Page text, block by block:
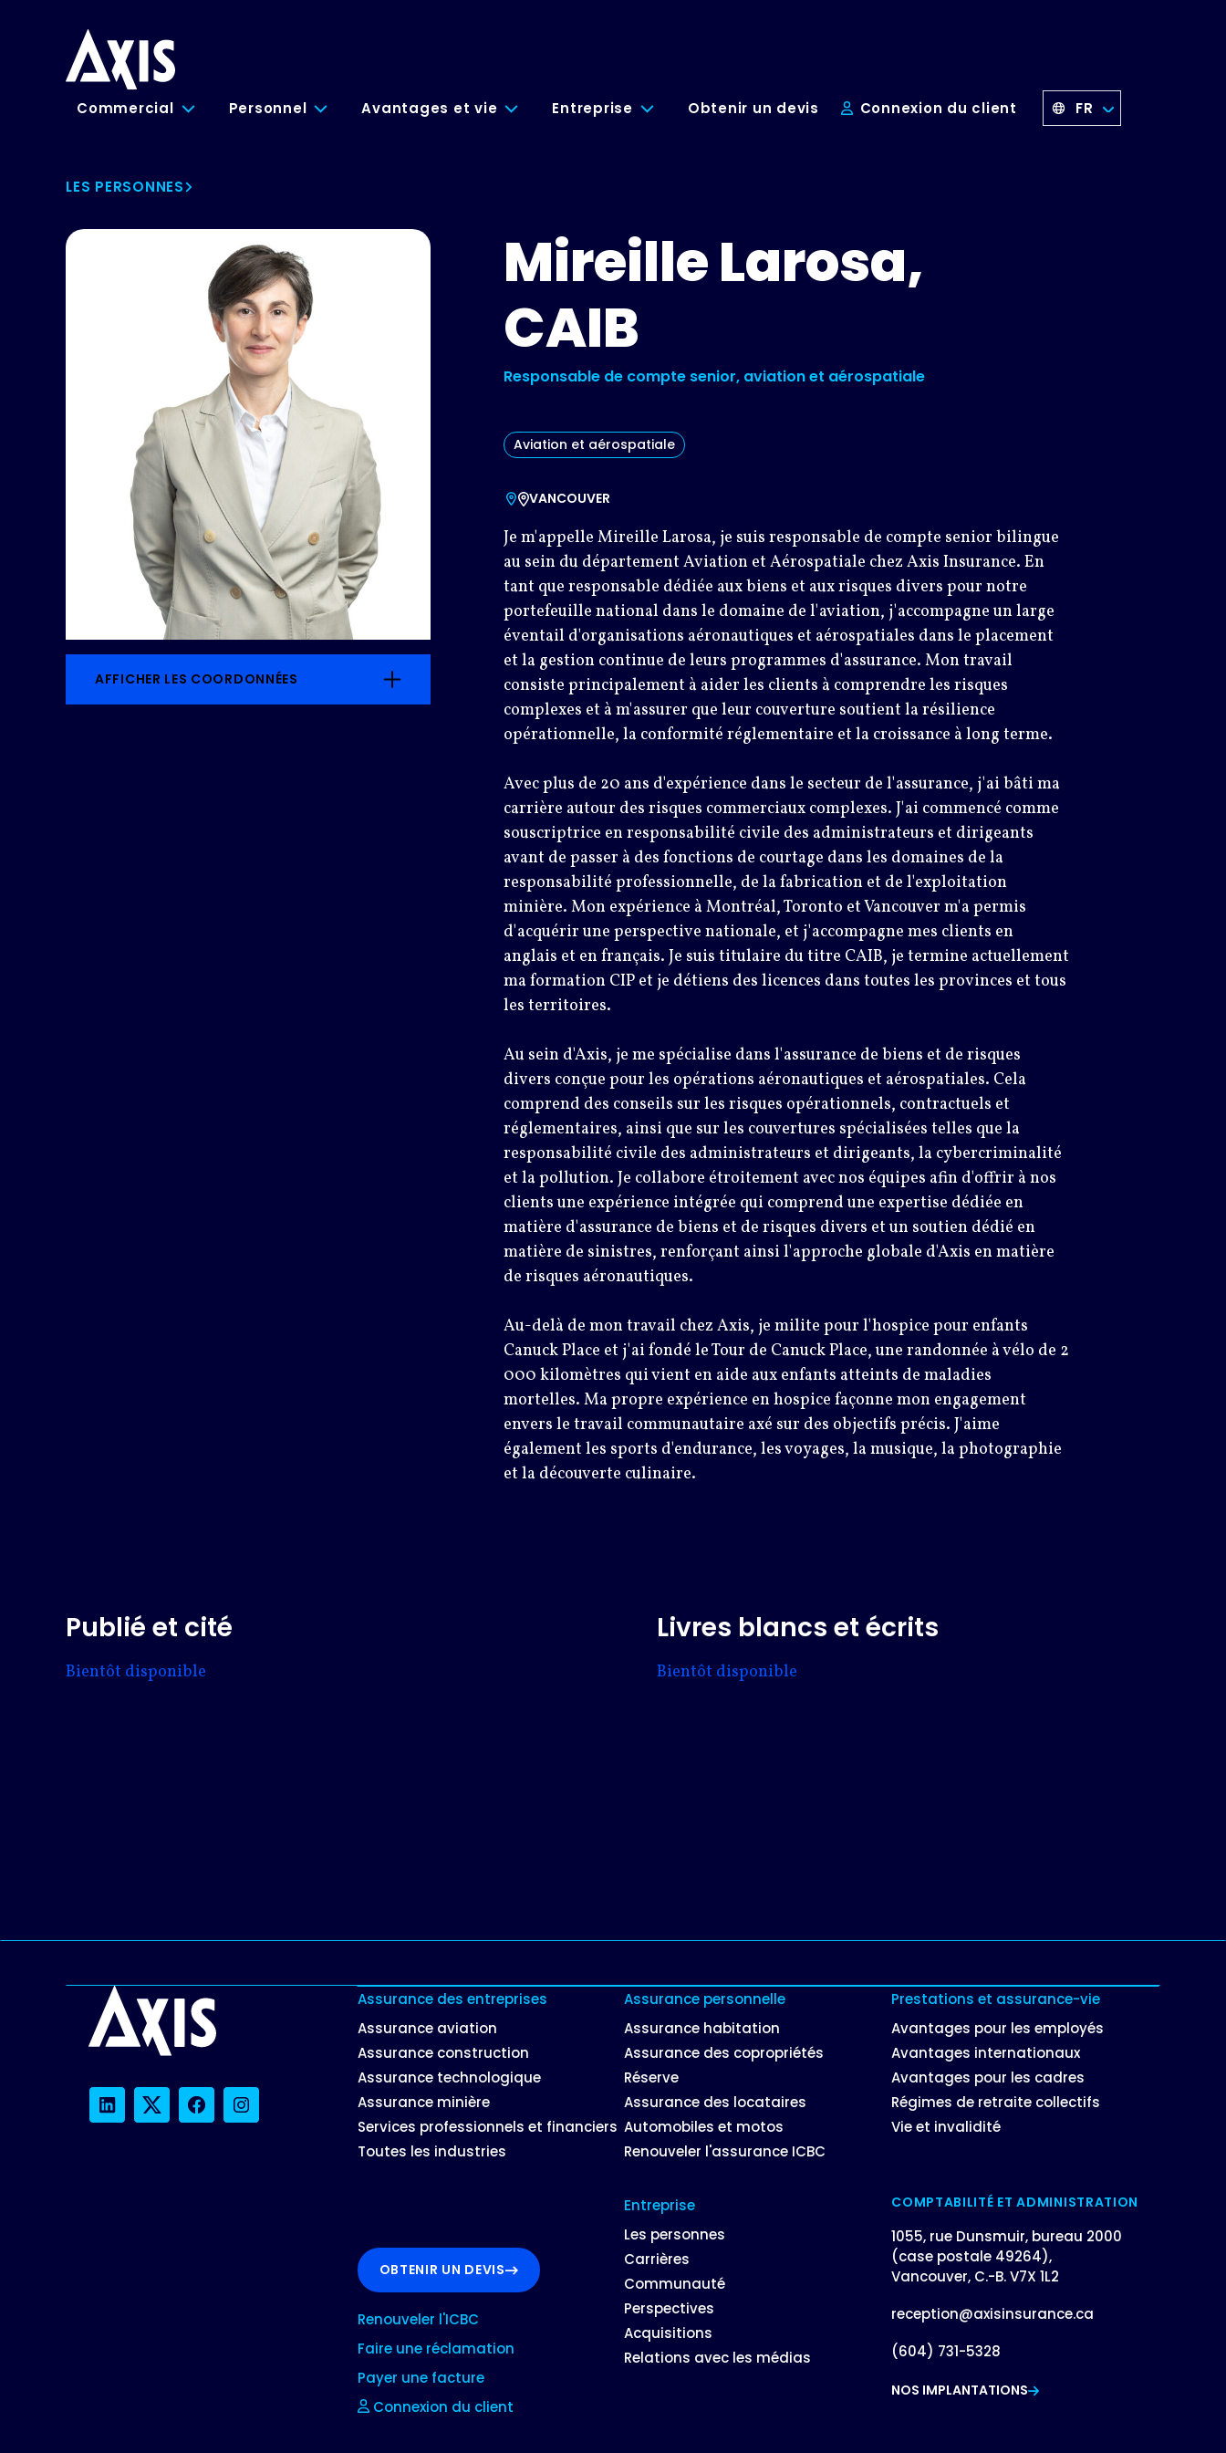
Commercial Personnel Avantages et vie Entreprise Obtenir un devis Connexion du client FR
LES PERSONNES
AFFICHER LES COORDONNÉES
Mireille Larosa,
CAIB
Responsable de compte senior, aviation et aérospatiale
Aviation et aérospatiale
VANCOUVER
Je m'appelle Mireille Larosa, je suis responsable de compte senior bilingue
au sein du département Aviation et Aérospatiale chez Axis Insurance. En
tant que responsable dédiée aux biens et aux risques divers pour notre
portefeuille national dans le domaine de l'aviation, j'accompagne un large
éventail d'organisations aéronautiques et aérospatiales dans le placement
et la gestion continue de leurs programmes d'assurance. Mon travail
consiste principalement à aider les clients à comprendre les risques
complexes et à m'assurer que leur couverture soutient la résilience
opérationnelle, la conformité réglementaire et la croissance à long terme.
Avec plus de 20 ans d'expérience dans le secteur de l'assurance, j'ai bâti ma
carrière autour des risques commerciaux complexes. J'ai commencé comme
souscriptrice en responsabilité civile des administrateurs et dirigeants
avant de passer à des fonctions de courtage dans les domaines de la
responsabilité professionnelle, de la fabrication et de l'exploitation
minière. Mon expérience à Montréal, Toronto et Vancouver m'a permis
d'acquérir une perspective nationale, et j'accompagne mes clients en
anglais et en français. Je suis titulaire du titre CAIB, je termine actuellement
ma formation CIP et je détiens des licences dans toutes les provinces et tous
les territoires.
Au sein d'Axis, je me spécialise dans l'assurance de biens et de risques
divers conçue pour les opérations aéronautiques et aérospatiales. Cela
comprend des conseils sur les risques opérationnels, contractuels et
réglementaires, ainsi que sur les couvertures spécialisées telles que la
responsabilité civile des administrateurs et dirigeants, la cybercriminalité
et la pollution. Je collabore étroitement avec nos équipes afin d'offrir à nos
clients une expérience intégrée qui comprend une expertise dédiée en
matière d'assurance de biens et de risques divers et un soutien dédié en
matière de sinistres, renforçant ainsi l'approche globale d'Axis en matière
de risques aéronautiques.
Au-delà de mon travail chez Axis, je milite pour l'hospice pour enfants
Canuck Place et j'ai fondé le Tour de Canuck Place, une randonnée à vélo de 2
000 kilomètres qui vient en aide aux enfants atteints de maladies
mortelles. Ma propre expérience en hospice façonne mon engagement
envers le travail communautaire axé sur des objectifs précis. J'aime
également les sports d'endurance, les voyages, la musique, la photographie
et la découverte culinaire.
Publié et cité
Bientôt disponible
Livres blancs et écrits
Bientôt disponible
LinkedInTwitterFacebookInstagram
Assurance des entreprises
Assurance aviation
Assurance construction
Assurance technologique
Assurance minière
Services professionnels et financiers
Toutes les industries
Assurance personnelle
Assurance habitation
Assurance des copropriétés
Réserve
Assurance des locataires
Automobiles et motos
Renouveler l'assurance ICBC
Prestations et assurance-vie
Avantages pour les employés
Avantages internationaux
Avantages pour les cadres
Régimes de retraite collectifs
Vie et invalidité
OBTENIR UN DEVIS
Renouveler l'ICBC
Faire une réclamation
Payer une facture
Connexion du client
Entreprise
Les personnes
Carrières
Communauté
Perspectives
Acquisitions
Relations avec les médias
COMPTABILITÉ ET ADMINISTRATION
1055, rue Dunsmuir, bureau 2000
(case postale 49264),
Vancouver, C.-B. V7X 1L2
reception@axisinsurance.ca
(604) 731-5328
NOS IMPLANTATIONS